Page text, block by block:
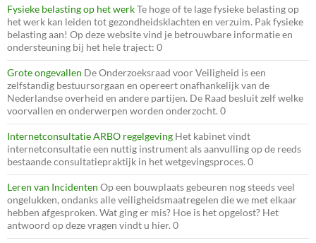
Fysieke belasting op het werkTe hoge of te lage fysieke belasting op
het werk kan leiden tot gezondheidsklachten en verzuim. Pak fysieke
belasting aan! Op deze website vind je betrouwbare informatie en
ondersteuning bij het hele traject: 0
Grote ongevallen De Onderzoeksraad voor Veiligheid is een
zelfstandig bestuursorgaan en opereert onafhankelijk van de
Nederlandse overheid en andere partijen. De Raad besluit zelf welke
voorvallen en onderwerpen worden onderzocht. 0
Internetconsultatie ARBO regelgeving Het kabinet vindt
internetconsultatie een nuttig instrument als aanvulling op de reeds
bestaande consultatiepraktijk in het wetgevingsproces. 0
Leren van Incidenten Op een bouwplaats gebeuren nog steeds veel
ongelukken, ondanks alle veiligheidsmaatregelen die we met elkaar
hebben afgesproken. Wat ging er mis? Hoe is het opgelost? Het
antwoord op deze vragen vindt u hier. 0